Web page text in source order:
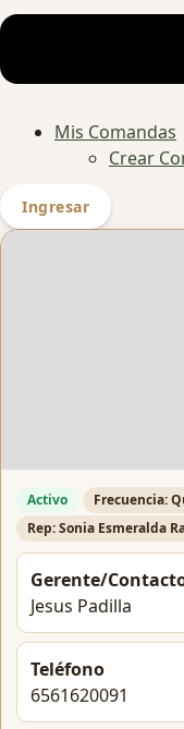
Mis Comandas
Crear
Ingresar
Activo
Frecuencia:
Rep: Sonia Esmeralda
Gerente/
Jesus Padilla
Teléfono
6561620091